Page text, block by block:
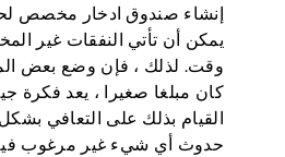
إنشاء صندوق ادخار مخصص
يمكن أن تأتي النفقات غير
وقت. لذلك ، فإن وضع بعض
كان مبلغا صغيرا ، يعد فكرة
القيام بذلك على التعافي
حدوث أي شيء غير مرغوب